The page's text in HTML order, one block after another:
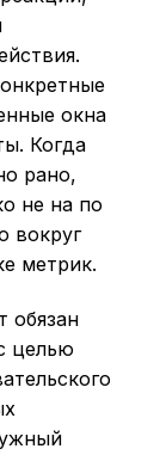
окна
Когда
рано,
не на по
вокруг
метрик.
обязан
целью